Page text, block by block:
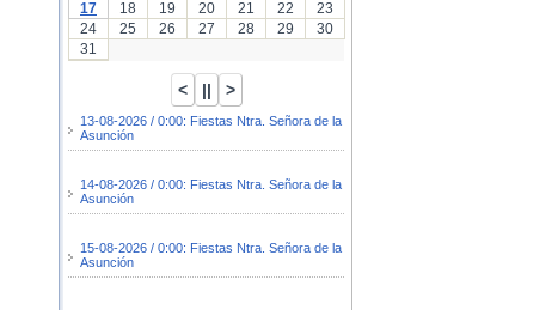
17
18 19 20 21 22
23
24
25 26 27 28 29
30
31
13-08-2026 / 0:00: Fiestas Ntra. Señora de la
Asunción
14-08-2026 / 0:00: Fiestas Ntra. Señora de la
Asunción
15-08-2026 / 0:00: Fiestas Ntra. Señora de la
Asunción